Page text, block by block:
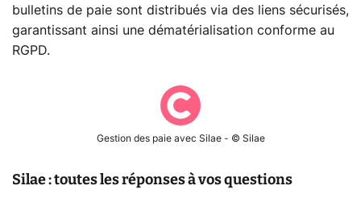
bulletins de paie sont distribués via des liens sécurisés,
garantissant ainsi une dématérialisation conforme au
RGPD.
Gestion des paie avec Silae - © Silae
Silae : toutes les réponses à vos questions